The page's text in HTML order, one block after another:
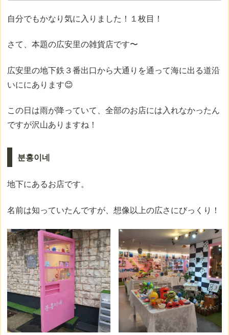
自分でもかなり気に入りました！１枚目！
さて、本題の広安里の雑貨店です〜
広安里の地下鉄３番出口から大通りを通って海に出る道沿
いににあります😊
この日は雨が降っていて、全部のお店には入れなかったん
ですが沢山ありますね！
분홍이네
地下にあるお店です。
名前は知っていたんですが、想像以上の広さにびっくり！